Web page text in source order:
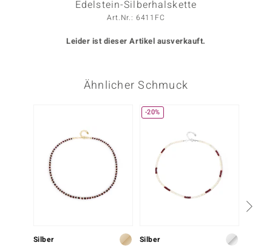
BY DE MELO
Edelstein-Silberhalskette
Art.Nr.: 6411FC
Leider ist dieser Artikel ausverkauft.
Ähnlicher Schmuck
Silber
-20%
Silber